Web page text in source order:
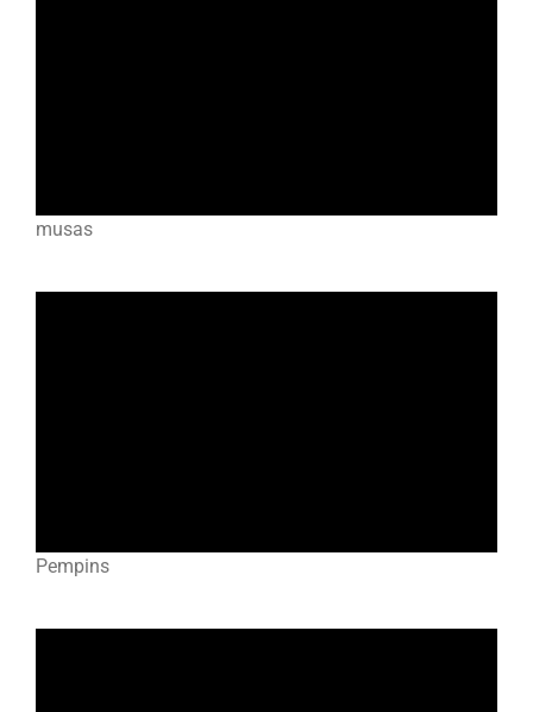
musas
Pempins